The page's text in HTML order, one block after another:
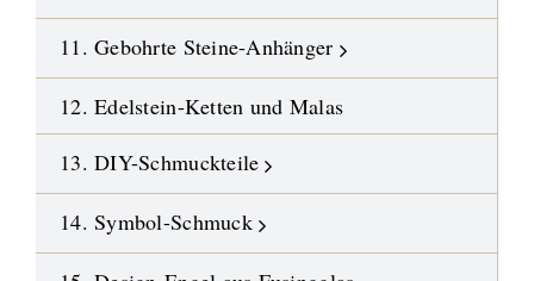
11. Gebohrte Steine-Anhänger
12. Edelstein-Ketten und Malas
13. DIY-Schmuckteile
14. Symbol-Schmuck